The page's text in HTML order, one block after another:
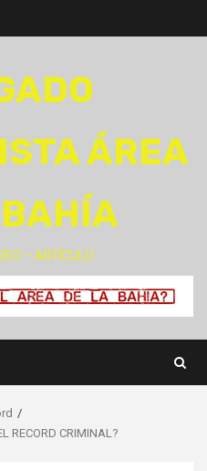
ÁREA
– ARTÍCULO
RECORD CRIMINAL?